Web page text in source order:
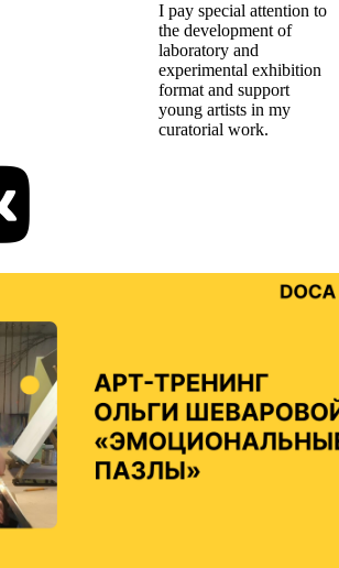
I pay special attention to
the development of
laboratory and
experimental exhibition
format and support
young artists in my
curatorial work.